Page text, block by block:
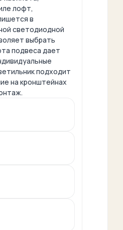
лофт,
в
светодиодной
выбрать
подвеса дает
подходит
на кронштейнах